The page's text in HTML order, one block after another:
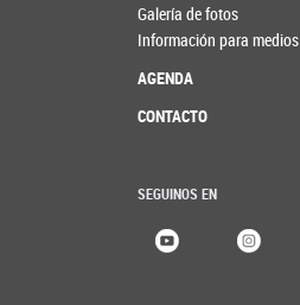
Galería de fotos
Información para medios
AGENDA
CONTACTO
SEGUINOS EN